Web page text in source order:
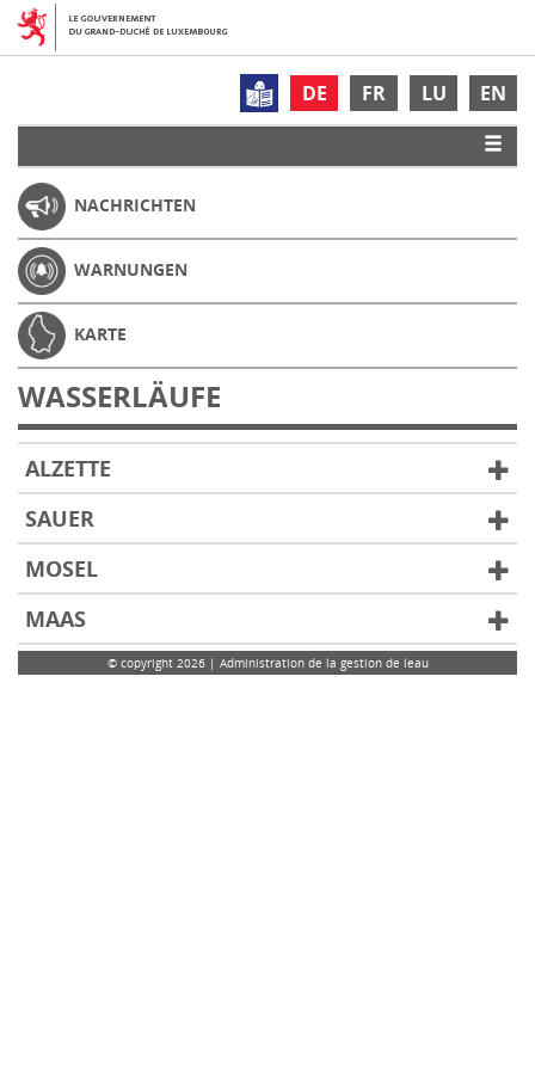
DE FR LU EN
NACHRICHTEN
WARNUNGEN
KARTE
WASSERLÄUFE
ALZETTE
SAUER
MOSEL
MAAS
© copyright 2026 | Administration de la gestion de leau